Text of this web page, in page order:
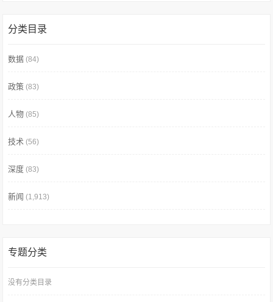
分类目录
数据 (84)
政策 (83)
人物 (85)
技术 (56)
深度 (83)
新闻 (1,913)
专题分类
没有分类目录